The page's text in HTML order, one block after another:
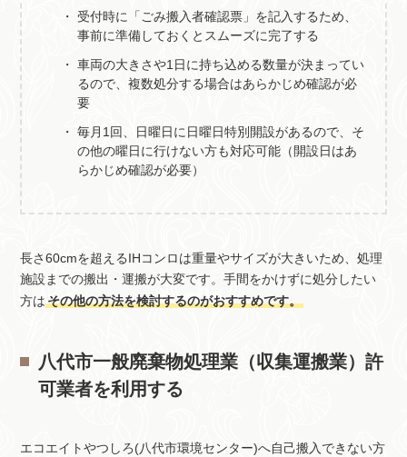
受付時に「ごみ搬入者確認票」を記入するため、
事前に準備しておくとスムーズに完了する
車両の大きさや1日に持ち込める数量が決まってい
るので、複数処分する場合はあらかじめ確認が必
要
毎月1回、日曜日に日曜日特別開設があるので、そ
の他の曜日に行けない方も対応可能（開設日はあ
らかじめ確認が必要）
長さ60cmを超えるIHコンロは重量やサイズが大きいため、処理
施設までの搬出・運搬が大変です。手間をかけずに処分したい
方はその他の方法を検討するのがおすすめです。
八代市一般廃棄物処理業（収集運搬業）許
可業者を利用する
エコエイトやつしろ(八代市環境センター)へ自己搬入できない方